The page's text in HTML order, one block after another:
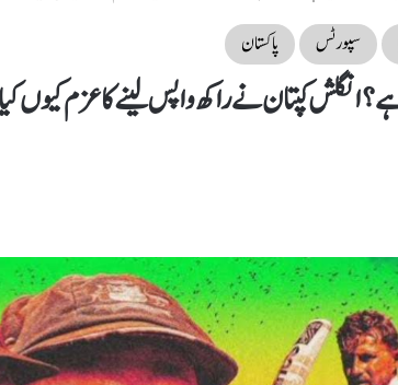
سپورٹس پاکستان
؟ انگلش کپتان نے راکھ واپس لینے کا عزم کیوں